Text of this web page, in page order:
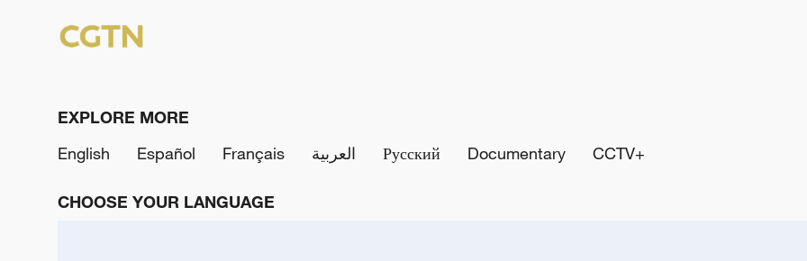
EXPLORE MORE
English
Español Français العربية Русский Documentary CCTV+
CHOOSE YOUR LANGUAGE